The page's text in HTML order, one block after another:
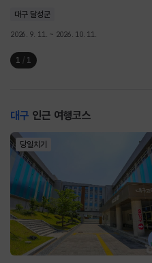
대구 달성군
2026. 9. 11. ~ 2026. 10. 11.
1 / 1
대구 인근 여행코스
당일치기